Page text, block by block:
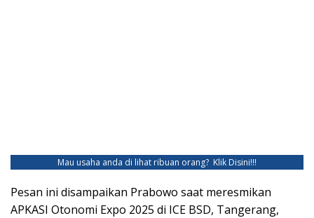
Mau usaha anda di lihat ribuan orang? Klik Disini!!!
Pesan ini disampaikan Prabowo saat meresmikan
APKASI Otonomi Expo 2025 di ICE BSD, Tangerang,